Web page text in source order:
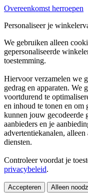
Overeenkomst herroepen
Personaliseer je
We gebruiken alleen
gepersonaliseerde
toestemming.
Hiervoor verzamelen we
gedrag en apparaten. We
voortdurend te
en inhoud te tonen en om
kunnen jouw gecodeerde
aanbieders en je
advertentiekanalen,
diensten.
Controleer voordat je
privacybeleid.
Accepteren Alleen